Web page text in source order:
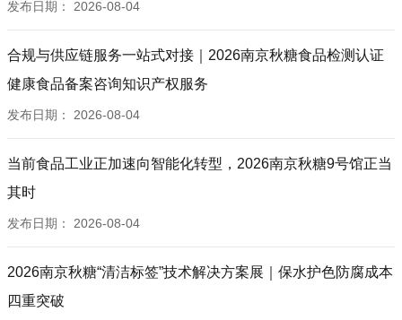
发布日期： 2026-08-04
合规与供应链服务一站式对接｜2026南京秋糖食品检测认证
健康食品备案咨询知识产权服务
发布日期： 2026-08-04
当前食品工业正加速向智能化转型，2026南京秋糖9号馆正当
其时
发布日期： 2026-08-04
2026南京秋糖“清洁标签”技术解决方案展｜保水护色防腐成本
四重突破